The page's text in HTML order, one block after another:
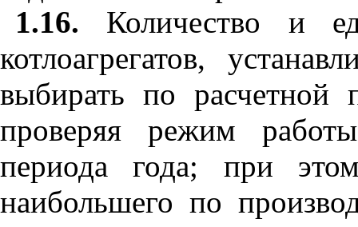
1.16. Количество и
котлоагрегатов,
выбирать по расчетной
проверяя режим
периода года; при
наибольшего по